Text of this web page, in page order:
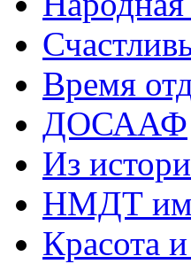
Время
ДОСААФ
Из
НМДТ
Красота